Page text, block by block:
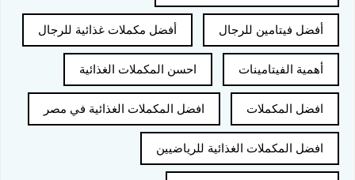
أفضل فيتامين للرجال أفضل مكملات غذائية للرجال
أهمية الفيتامينات احسن المكملات الغذائية
افضل المكملات افضل المكملات الغذائية في مصر
افضل المكملات الغذائية للرياضيين